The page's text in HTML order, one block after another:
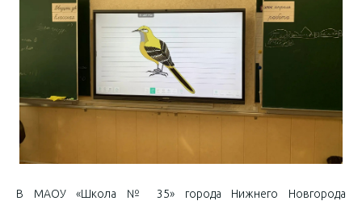
В МАОУ «Школа № 35» города Нижнего Новгорода